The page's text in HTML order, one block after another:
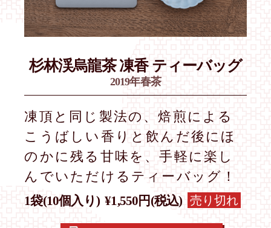
杉林渓烏龍茶 凍香 ティーバッグ
2019年春茶
凍頂と同じ製法の、焙煎による
こうばしい香りと飲んだ後にほ
のかに残る甘味を、手軽に楽し
んでいただけるティーバッグ！
1袋(10個入り) ¥1,550円(税込) 売り切れ